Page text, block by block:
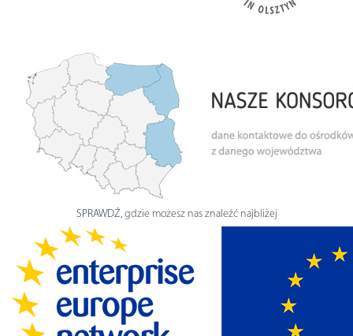
SPRAWDŹ, gdzie możesz nas znaleźć najbliżej